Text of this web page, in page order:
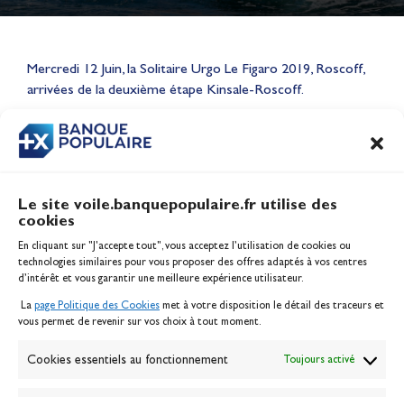
Le site voile.banquepopulaire.fr utilise des
cookies
En cliquant sur "J'accepte tout", vous acceptez l’utilisation de cookies ou
technologies similaires pour vous proposer des offres adaptés à vos centres
d’intérêt et vous garantir une meilleure expérience utilisateur.
La page Politique des Cookies met à votre disposition le détail des traceurs et
vous permet de revenir sur vos choix à tout moment.
Cookies essentiels au fonctionnement Toujours activé
Mercredi 12 Juin, la Solitaire Urgo Le Figaro 2019, Roscoff,
arrivées de la deuxième étape Kinsale-Roscoff.
CONTENU
Beach, sur le plan d'eau des
Jeux Olympiques 2028
Inscription serveur média
Contact
Politique des cookies
Banque de la voile